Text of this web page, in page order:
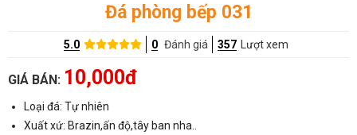
Đá phòng bếp 031
5.0 0 Đánh giá 357 Lượt xem
GIÁ BÁN: 10,000đ
Loại đá: Tự nhiên
Xuất xứ: Brazin,ấn độ,tây ban nha..